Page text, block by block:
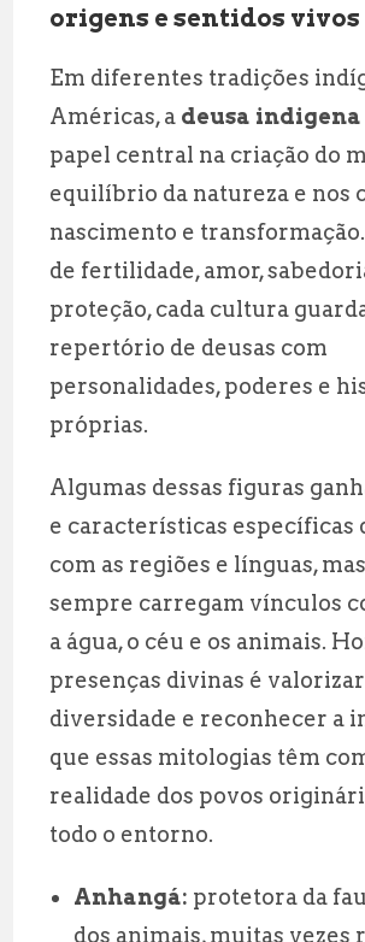
origens e sentidos vivos
Em diferentes tradições
Américas, a deusa indigena
papel central na criação do
equilíbrio da natureza e nos
nascimento e
de fertilidade, amor,
proteção, cada cultura
repertório de deusas com
personalidades, poderes e
próprias.
Algumas dessas figuras
e características específicas
com as regiões e línguas,
sempre carregam vínculos
a água, o céu e os animais.
presenças divinas é
diversidade e reconhecer a
que essas mitologias têm
realidade dos povos
todo o entorno.
Anhangá: protetora da
dos animais, muitas vezes